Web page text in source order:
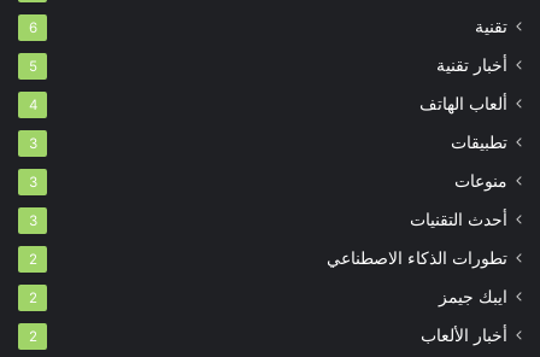
تقنية 6
أخبار تقنية 5
ألعاب الهاتف 4
تطبيقات 3
منوعات 3
أحدث التقنيات 3
تطورات الذكاء الاصطناعي 2
ايبك جيمز 2
أخبار الألعاب 2